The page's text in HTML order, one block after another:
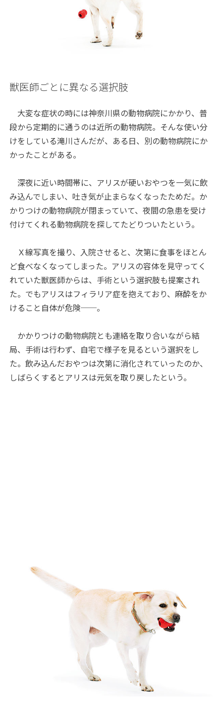
獣医師ごとに異なる選択肢
大変な症状の時には神奈川県の動物病院にかかり、普
段から定期的に通うのは近所の動物病院。そんな使い分
けをしている滝川さんだが、ある日、別の動物病院にか
かったことがある。
深夜に近い時間帯に、アリスが硬いおやつを一気に飲
み込んでしまい、吐き気が止まらなくなったためだ。か
かりつけの動物病院が閉まっていて、夜間の急患を受け
付けてくれる動物病院を探してたどりついたという。
Ｘ線写真を撮り、入院させると、次第に食事をほとん
ど食べなくなってしまった。アリスの容体を見守ってく
れていた獣医師からは、手術という選択肢も提案され
た。でもアリスはフィラリア症を抱えており、麻酔をか
けること自体が危険──。
かかりつけの動物病院とも連絡を取り合いながら結
局、手術は行わず、自宅で様子を見るという選択をし
た。飲み込んだおやつは次第に消化されていったのか、
しばらくするとアリスは元気を取り戻したという。